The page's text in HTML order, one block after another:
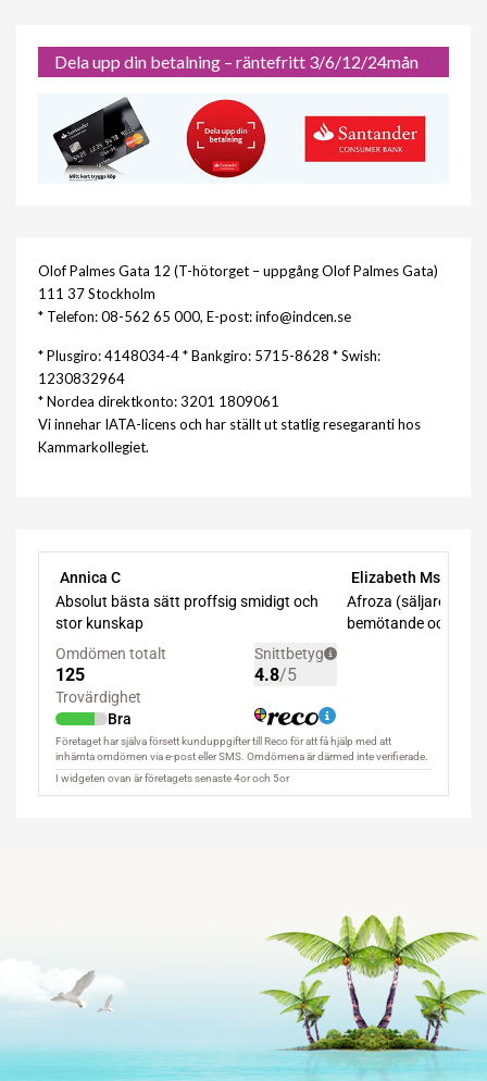
Dela upp din betalning – räntefritt 3/6/12/24mån
Olof Palmes Gata 12 (T-hötorget – uppgång Olof Palmes Gata)
111 37 Stockholm
* Telefon: 08-562 65 000, E-post: info@indcen.se
* Plusgiro: 4148034-4 * Bankgiro: 5715-8628 * Swish:
1230832964
* Nordea direktkonto: 3201 1809061
Vi innehar IATA-licens och har ställt ut statlig resegaranti hos
Kammarkollegiet.